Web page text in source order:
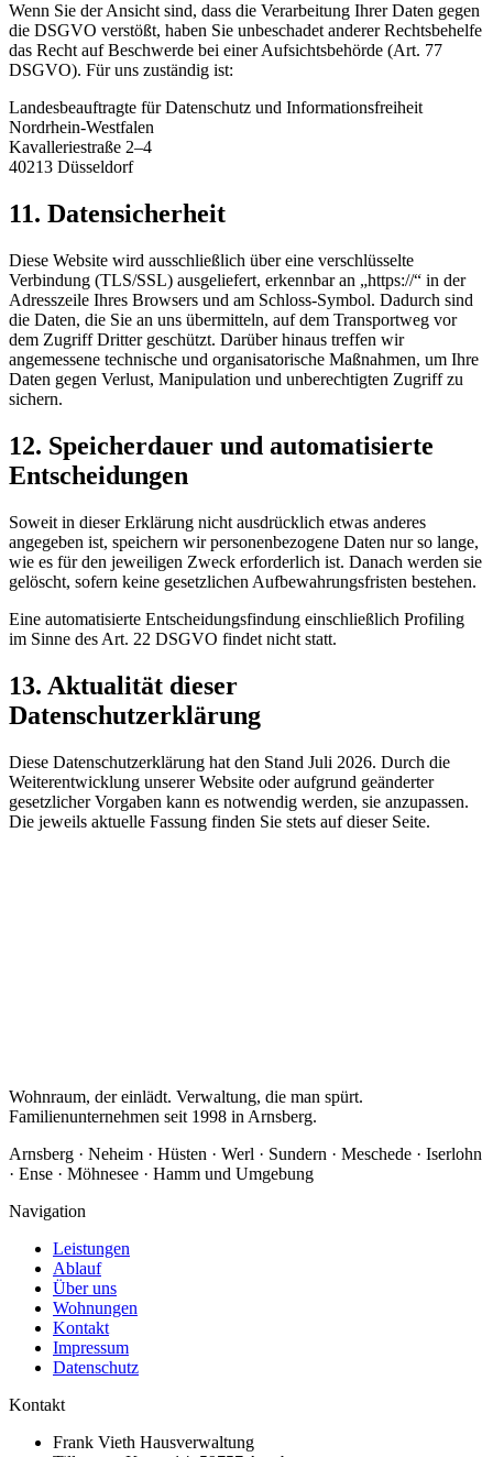
Wenn Sie der Ansicht sind, dass die Verarbeitung Ihrer Daten gegen
die DSGVO verstößt, haben Sie unbeschadet anderer Rechtsbehelfe
das Recht auf Beschwerde bei einer Aufsichtsbehörde (Art. 77
DSGVO). Für uns zuständig ist:
Landesbeauftragte für Datenschutz und Informationsfreiheit
Nordrhein-Westfalen
Kavalleriestraße 2–4
40213 Düsseldorf
11. Datensicherheit
Diese Website wird ausschließlich über eine verschlüsselte
Verbindung (TLS/SSL) ausgeliefert, erkennbar an „https://“ in der
Adresszeile Ihres Browsers und am Schloss-Symbol. Dadurch sind
die Daten, die Sie an uns übermitteln, auf dem Transportweg vor
dem Zugriff Dritter geschützt. Darüber hinaus treffen wir
angemessene technische und organisatorische Maßnahmen, um Ihre
Daten gegen Verlust, Manipulation und unberechtigten Zugriff zu
sichern.
12. Speicherdauer und automatisierte
Entscheidungen
Soweit in dieser Erklärung nicht ausdrücklich etwas anderes
angegeben ist, speichern wir personenbezogene Daten nur so lange,
wie es für den jeweiligen Zweck erforderlich ist. Danach werden sie
gelöscht, sofern keine gesetzlichen Aufbewahrungsfristen bestehen.
Eine automatisierte Entscheidungsfindung einschließlich Profiling
im Sinne des Art. 22 DSGVO findet nicht statt.
13. Aktualität dieser
Datenschutzerklärung
Diese Datenschutzerklärung hat den Stand Juli 2026. Durch die
Weiterentwicklung unserer Website oder aufgrund geänderter
gesetzlicher Vorgaben kann es notwendig werden, sie anzupassen.
Die jeweils aktuelle Fassung finden Sie stets auf dieser Seite.
Wohnraum, der einlädt. Verwaltung, die man spürt.
Familienunternehmen seit 1998 in Arnsberg.
Arnsberg · Neheim · Hüsten · Werl · Sundern · Meschede · Iserlohn
· Ense · Möhnesee · Hamm und Umgebung
Navigation
Leistungen
Ablauf
Über uns
Wohnungen
Kontakt
Impressum
Datenschutz
Kontakt
Frank Vieth Hausverwaltung